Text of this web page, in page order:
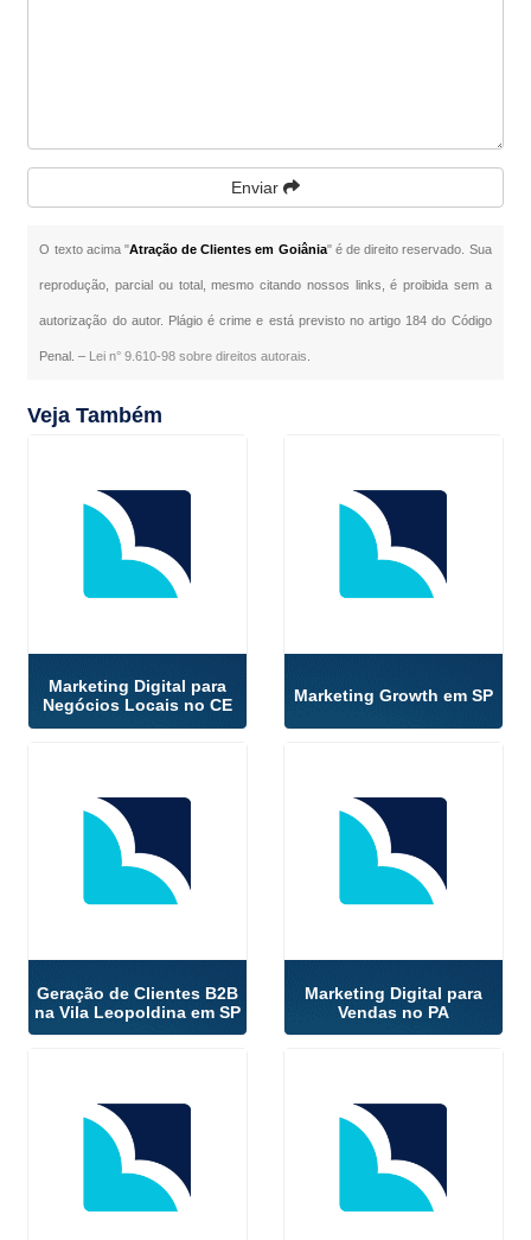
Enviar
O texto acima "Atração de Clientes em Goiânia" é de direito reservado. Sua
reprodução, parcial ou total, mesmo citando nossos links, é proibida sem a
autorização do autor. Plágio é crime e está previsto no artigo 184 do Código
Penal. – Lei n° 9.610-98 sobre direitos autorais
Veja Também
Marketing Digital para
Negócios Locais no CE
Marketing Growth em SP
Geração de Clientes B2B
na Vila Leopoldina em SP
Marketing Digital para
Vendas no PA